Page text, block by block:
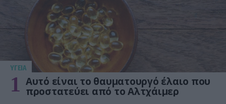
ΥΓΕΙΑ
1 Αυτό είναι το θαυματουργό έλαιο που
προστατεύει από το Αλτχάιμερ